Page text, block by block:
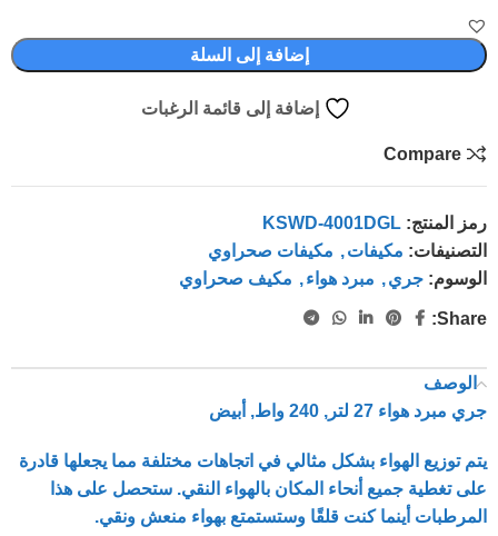
إضافة إلى السلة
إضافة إلى قائمة الرغبات
Compare
رمز المنتج: KSWD-4001DGL
التصنيفات: مكيفات, مكيفات صحراوي
الوسوم: جري, مبرد هواء, مكيف صحراوي
Share:
الوصف
جري مبرد هواء 27 لتر, 240 واط, أبيض
يتم توزيع الهواء بشكل مثالي في اتجاهات مختلفة مما يجعلها قادرة
على تغطية جميع أنحاء المكان بالهواء النقي. ستحصل على هذا
المرطبات أينما كنت قلقًا وستستمتع بهواء منعش ونقي.